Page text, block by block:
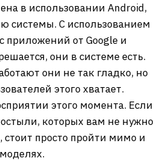
в использовании Android,
системы. С использованием
приложений от Google и
они в системе есть.
они не так гладко, но
этого хватает.
этого момента. Если
которых вам не нужно
просто пройти мимо и